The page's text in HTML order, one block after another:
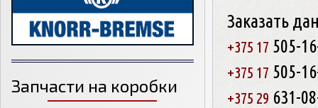
Запчасти на коробки
Заказать
+375 17 505-
+375 17 505-
+375 29 631-